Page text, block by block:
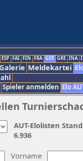
ESP FAI FIN FRA GER GRE INA
Meldekartei
Spieler anmelden Elo
Vorname
AUT-Elolisten
6.936